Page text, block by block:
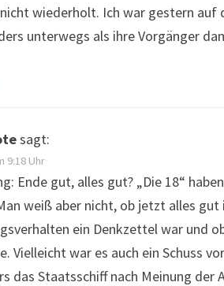
wiederholt. Ich war gestern
unterwegs als ihre Vorgänger
sagt:
9:18 Uhr
Ende gut, alles gut? „Die 18“
weiß aber nicht, ob jetzt alles
ein Denkzettel war und
Vielleicht war es auch ein Schuss
das Staatsschiff nach Meinung der